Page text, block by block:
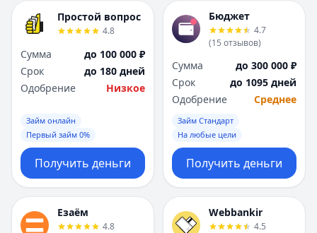
Простой вопрос
4.8
Сумма
до 100 000 ₽
Срок
до 180 дней
Одобрение
Низкое
Займ онлайн
Первый займ 0%
Получить деньги
Бюджет
4.7
(15 отзывов)
Сумма
до 300 000 ₽
Срок
до 1095 дней
Одобрение
Среднее
Займ Стандарт
На любые цели
Получить деньги
Езаём
4.8
Webbankir
4.5